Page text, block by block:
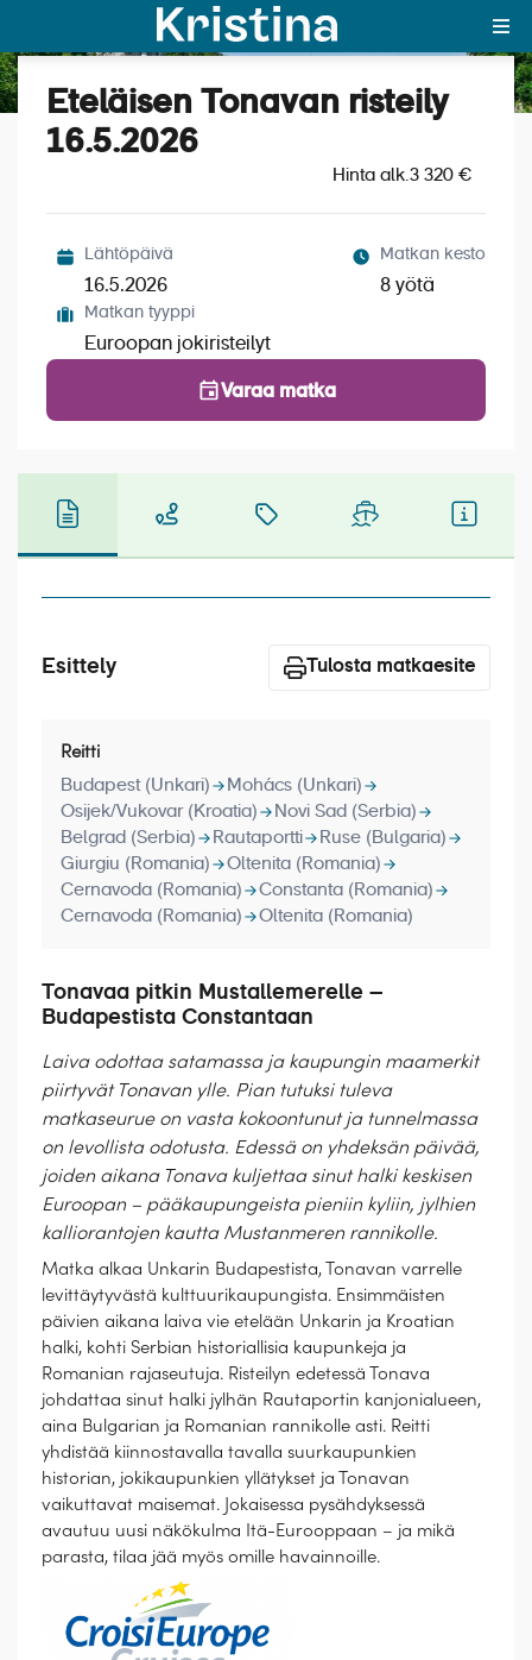
MAJAKKA-portaali
Yksin matkalle?
Hyvä tietää
Katso kuvat (5)
Eteläisen Tonavan risteily
16.5.2026
Hinta alk.3 320 €
Lähtöpäivä
16.5.2026
Matkan kesto
8 yötä
Matkan tyyppi
Euroopan jokiristeilyt
Varaa matka
Esittely Tulosta matkaesite
Reitti
Budapest (Unkari)
Mohács (Unkari)
Osijek/Vukovar (Kroatia)
Novi Sad (Serbia)
Belgrad (Serbia)
Rautaportti
Ruse (Bulgaria)
Giurgiu (Romania)
Oltenita (Romania)
Cernavoda (Romania)
Constanta (Romania)
Cernavoda (Romania)
Oltenita (Romania)
Tonavaa pitkin Mustallemerelle –
Budapestista Constantaan
Laiva odottaa satamassa ja kaupungin maamerkit
piirtyvät Tonavan ylle. Pian tutuksi tuleva
matkaseurue on vasta kokoontunut ja tunnelmassa
on levollista odotusta. Edessä on yhdeksän päivää,
joiden aikana Tonava kuljettaa sinut halki keskisen
Euroopan – pääkaupungeista pieniin kyliin, jylhien
kalliorantojen kautta Mustanmeren rannikolle.
Matka alkaa Unkarin Budapestista, Tonavan varrelle
levittäytyvästä kulttuurikaupungista. Ensimmäisten
päivien aikana laiva vie etelään Unkarin ja Kroatian
halki, kohti Serbian historiallisia kaupunkeja ja
Romanian rajaseutuja. Risteilyn edetessä Tonava
johdattaa sinut halki jylhän Rautaportin kanjonialueen,
aina Bulgarian ja Romanian rannikolle asti. Reitti
yhdistää kiinnostavalla tavalla suurkaupunkien
historian, jokikaupunkien yllätykset ja Tonavan
vaikuttavat maisemat. Jokaisessa pysähdyksessä
avautuu uusi näkökulma Itä-Eurooppaan – ja mikä
parasta, tilaa jää myös omille havainnoille.